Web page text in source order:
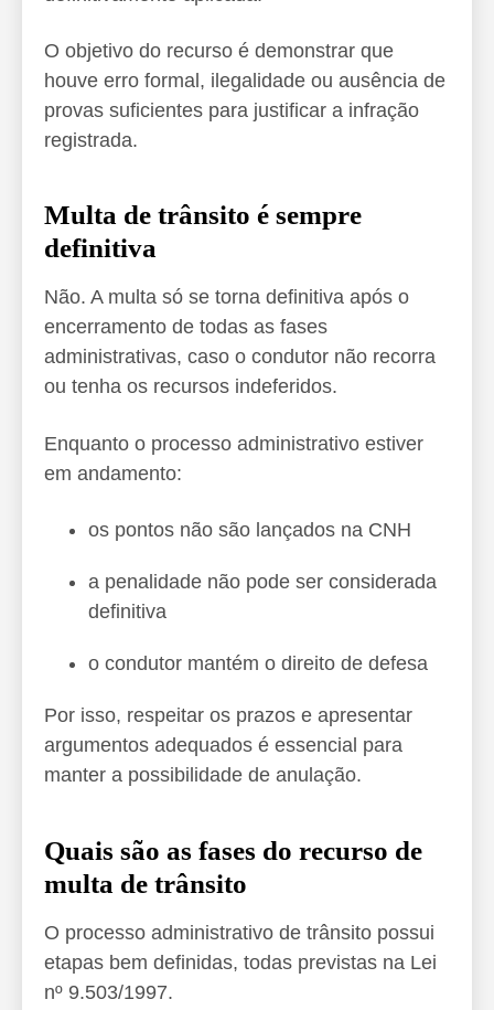
O objetivo do recurso é demonstrar que
houve erro formal, ilegalidade ou ausência de
provas suficientes para justificar a infração
registrada.
Multa de trânsito é sempre
definitiva
Não. A multa só se torna definitiva após o
encerramento de todas as fases
administrativas, caso o condutor não recorra
ou tenha os recursos indeferidos.
Enquanto o processo administrativo estiver
em andamento:
os pontos não são lançados na CNH
a penalidade não pode ser considerada
definitiva
o condutor mantém o direito de defesa
Por isso, respeitar os prazos e apresentar
argumentos adequados é essencial para
manter a possibilidade de anulação.
Quais são as fases do recurso de
multa de trânsito
O processo administrativo de trânsito possui
etapas bem definidas, todas previstas na Lei
nº 9.503/1997.